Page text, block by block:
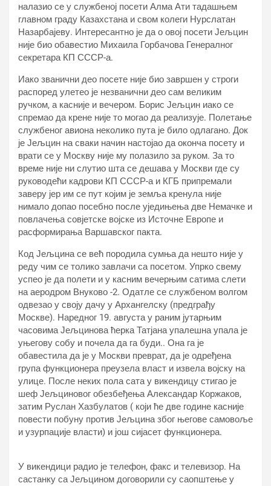
налазио се у службеној посети Алма Ати тадашњем
главном граду Казахстана и свом колеги Нурслатан
Назарбајеву. Интересантно је да о овој посети Јељцин
није био обавестио Михаила Горбачова Генералног
секретара КП СССР-а.
Иако званични део посете није био завршен у строги
распоред улетео је незванични део сам великим
ручком, а касније и вечером. Борис Јељцин иако се
спремао да крене није то могао да реализује. Полетање
службеног авиона неколико пута је било одлагано. Док
је Јељцин на сваки начин настојао да оконча посету и
врати се у Москву није му полазило за руком. За то
време није ни слутио шта се дешава у Москви где су
руководећи кадрови КП СССР-а и КГБ припремали
заверу јер им се пут којим је земља кренула није
нимало допао посебно после уједињења две Немачке и
повлачења совјетске војске из Источне Европе и
расформирања Варшавског пакта.
Код Јељцина се већ породила сумња да нешто није у
реду чим се толико завлачи са посетом. Упрко свему
успео је да полети и у касним вечерњим сатима слети
на аеродром Внуково -2. Одатле се службеном волгом
одвезао у своју дачу у Архангелску (предграђу
Москве). Наредног 19. августа у раним јутарњим
часовима Јељцинова ћерка Татјана упалешна упала је
уњегову собу и почела да га буди.. Она га је
обавестила да је у Москви преврат, да је одређена
група функционера преузела власт и извела војску на
улице. После неких пола сата у викендицу стигао је
шеф Јељциновог обезбеђења Александар Коржаков,
затим Руслан Хазбулатов ( који ће две године касније
повести побуну против Јељцина због његове самовоље
и узурпације власти) и још сијасет функционера.
У викендици радио је телефон, факс и телевизор. На
састанку са Јељцином договорили су саопштење у